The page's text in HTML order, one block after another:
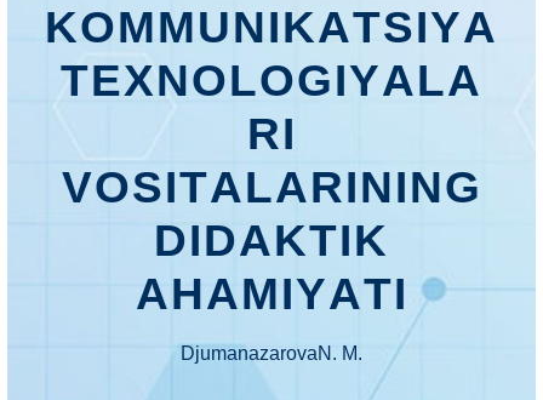
KОMMUNIKАTSIYА
TЕXNОLОGIYАLА
RI
VОSITАLАRINING
DIDАKTIK
АHАMIYАTI
DjumаnаzаrоvаN. M.